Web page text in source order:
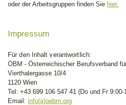
oder der Arbeitsgruppen finden Sie hier.
Impressum
Für den Inhalt verantwortlich:
ÖBM - Österreichischer Berufsverband
Vierthalergasse 10/4
1120 Wien
Tel: +43 699 106 547 41 (Do und Fr 9:00-
Email: info(a)oebm.org